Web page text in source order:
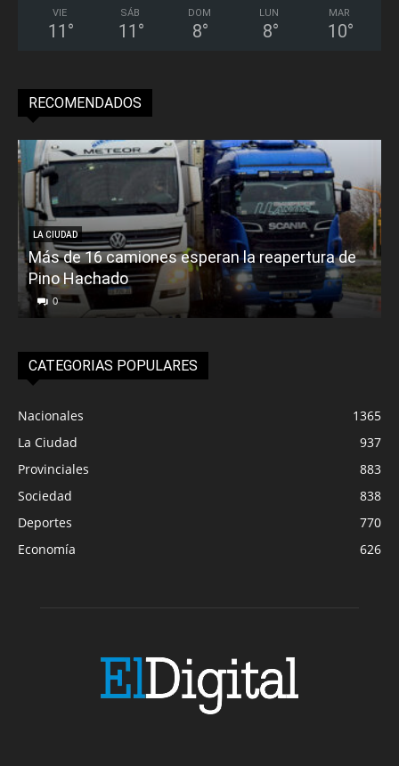
VIE
11 °
SÁB
11 °
DOM
8°
LUN
8°
MAR
10°
RECOMENDADOS
LA CIUDAD
Más de 16 camiones esperan la reapertura de
Pino Hachado
0
CATEGORIAS POPULARES
Nacionales
1365
La Ciudad
937
Provinciales
883
Sociedad
838
Deportes
770
Economía
626